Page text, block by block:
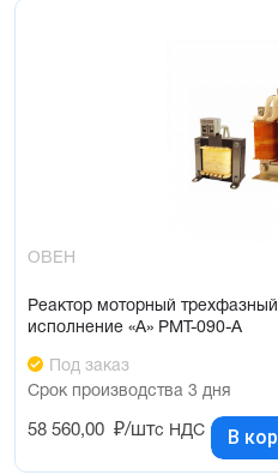
ОВЕН
Реактор моторный
исполнение «А» РМТ-090-А
Под заказ
Срок производства 3 дня
58 560,00 ₽/штс НДС В